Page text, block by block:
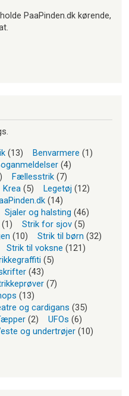
PaaPinden.dk kørende,
(13) Benvarmere (1)
(4)
Fællesstrik (7)
Krea (5) Legetøj (12)
(14)
Sjaler og halsting (46)
(1) Strik for sjov (5)
(10) Strik til børn (32)
Strik til voksne (121)
(5)
(43)
(7)
(13)
og cardigans (35)
(2) UFOs (6)
og undertrøjer (10)